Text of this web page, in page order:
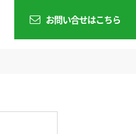
お問い合せはこちら